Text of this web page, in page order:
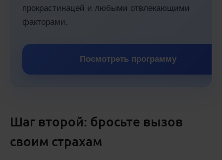
прокрастинацей и любыми отвлекающими
факторами.
Посмотреть программу
Шаг второй: бросьте вызов
своим страхам